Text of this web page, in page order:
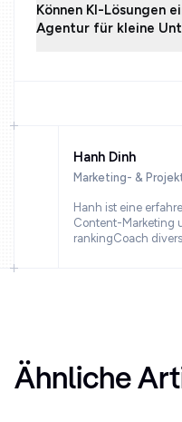
Können KI-Lösungen
Agentur für kleine
Hanh Dinh
Marketing- &
Hanh ist eine
Content-Marketing
rankingCoach
Ähnliche